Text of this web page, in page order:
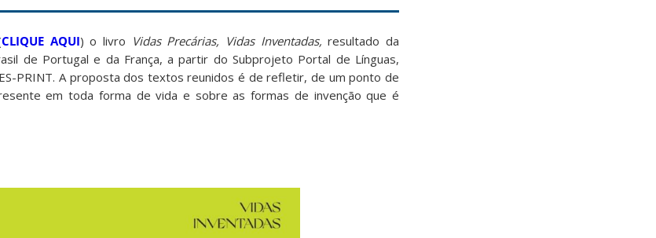
CLIQUE AQUI) o livro Vidas Precárias, Vidas Inventadas,resultado da
de Portugal e da França, a partir do Subprojeto Portal de Línguas,
PRINT. A proposta dos textos reunidos é de refletir, de um ponto de
em toda forma de vida e sobre as formas de invenção que é